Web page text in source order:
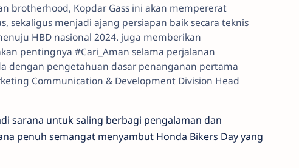
brotherhood, Kopdar Gass ini akan mempererat
sekaligus menjadi ajang persiapan baik secara teknis
HBD nasional 2024. juga memberikan
pentingnya #Cari_Aman selama perjalanan
dengan pengetahuan dasar penanganan pertama
Communication & Development Division Head
sarana untuk saling berbagi pengalaman dan
penuh semangat menyambut Honda Bikers Day yang